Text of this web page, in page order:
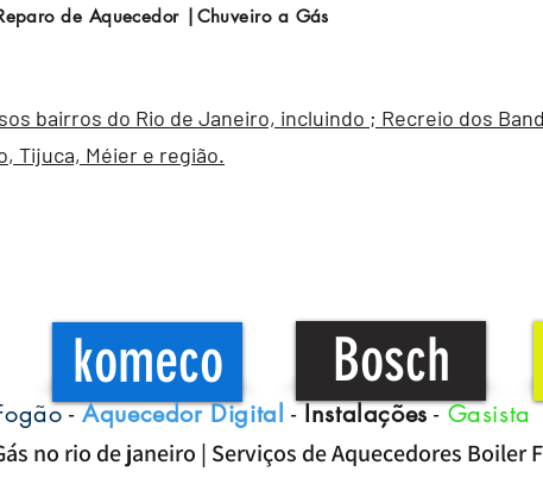
de Aquecedor |Chuveiro a Gás
bairros do Rio de Janeiro, incluindo ; Recreio dos
, Tijuca, Méier e região.
komeco Bosch
-Aquecedor Digital -Instalações-Gasista
no rio de janeiro | Serviços de Aquecedores Boiler